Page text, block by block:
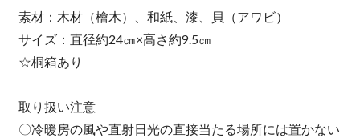
素材：木材（檜木）、和紙、漆、貝（アワビ）
サイズ：直径約24㎝×高さ約9.5㎝
☆桐箱あり
取り扱い注意
〇冷暖房の風や直射日光の直接当たる場所には置かない